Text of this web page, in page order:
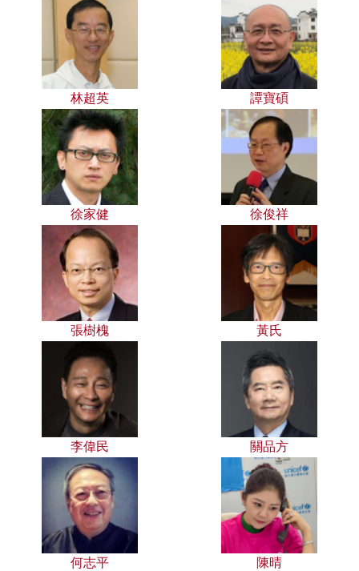
林超英 譚寶碩
徐家健 徐俊祥
張樹槐 黃氏
李偉民 關品方
何志平 陳晴